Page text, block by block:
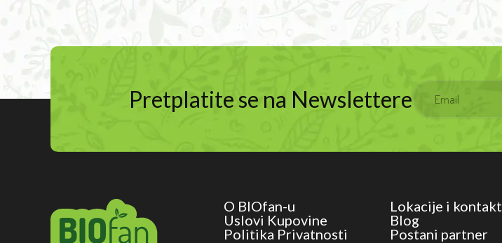
Pretplatite se na Newslettere
O BIOfan-u
Uslovi Kupovine
Politika Privatnosti
Lokacije i kontakt
Blog
Postani partner